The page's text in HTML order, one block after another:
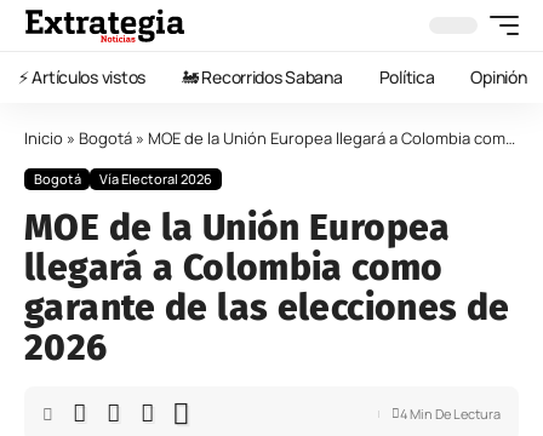
⚡️ Artículos vistos 🚂 Recorridos Sabana Política Opinión
Inicio » Bogotá » MOE de la Unión Europea llegará a Colombia como garante de las elecciones de 2026
Bogotá Vía Electoral 2026
MOE de la Unión Europea
llegará a Colombia como
garante de las elecciones de
2026
4 Min De Lectura